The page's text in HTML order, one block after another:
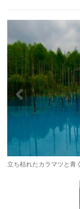
立ち枯れたカラマツと青